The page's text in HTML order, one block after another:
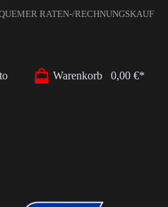
RATEN-/RECHNUNGSKAUF
Warenkorb 0,00 €*